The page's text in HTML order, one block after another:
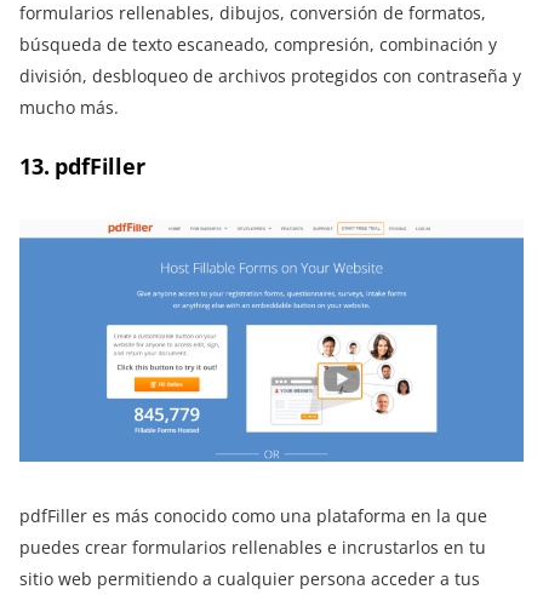
formularios rellenables, dibujos, conversión de formatos,
búsqueda de texto escaneado, compresión, combinación y
división, desbloqueo de archivos protegidos con contraseña y
mucho más.
13. pdfFiller
pdfFiller es más conocido como una plataforma en la que
puedes crear formularios rellenables e incrustarlos en tu
sitio web permitiendo a cualquier persona acceder a tus